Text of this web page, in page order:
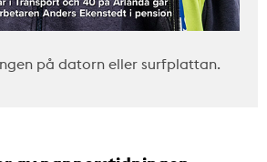
på datorn eller surfplattan.